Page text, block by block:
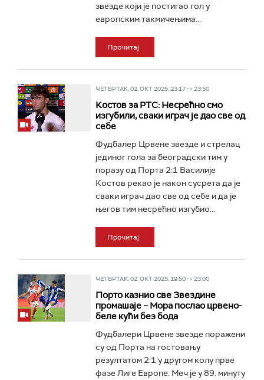
звезде који је постигао гол у
европским такмичењима...
Прочитај
ЧЕТВРТАК, 02. ОКТ 2025, 23:17 -> 23:50
Костов за РТС: Несрећно смо
изгубили, сваки играч је дао све од
себе
Фудбалер Црвене звезде и стрелац
јединог гола за београдски тим у
поразу од Порта 2:1 Василије
Костов рекао је након сусрета да је
сваки играч дао све од себе и да је
његов тим несрећно изгубио...
Прочитај
ЧЕТВРТАК, 02. ОКТ 2025, 19:50 -> 23:00
Порто казнио све Звездине
промашаје – Мора послао црвено-
беле кући без бода
Фудбалери Црвене звезде поражени
су од Порта на гостовању
резултатом 2:1 у другом колу прве
фазе Лиге Европе. Меч је у 89. минуту